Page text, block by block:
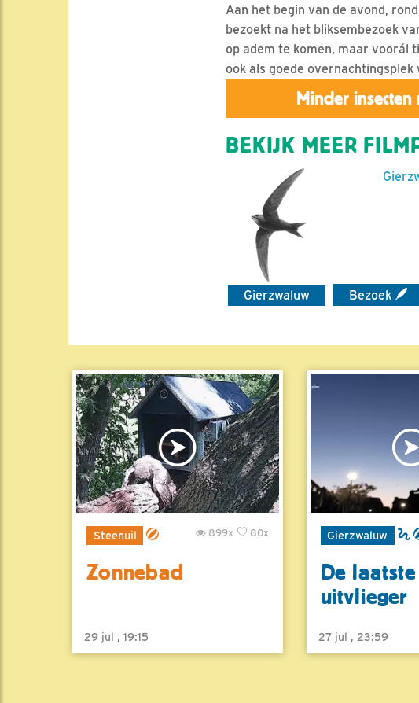
Aan het begin van de avond,
bezoekt na het bliksembezoek
op adem te komen, maar voorál
ook als goede overnachtingsplek
Minder
BEKIJK MEER
Gierzwaluw Bezoek
Steenuil 80x
899x
Zonnebad
29 jul , 19:15
Gierzwaluw
De laatste
uitvlieger
27 jul , 23:59